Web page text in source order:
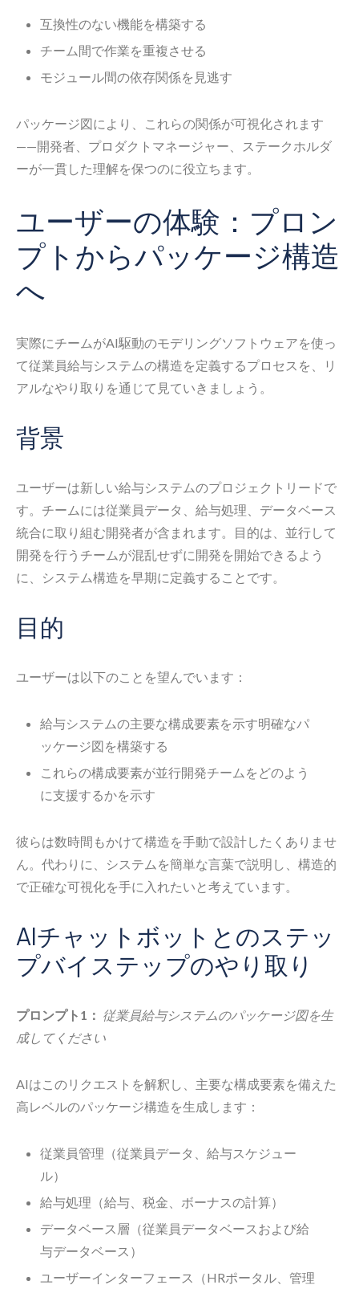
互換性のない機能を構築する
チーム間で作業を重複させる
モジュール間の依存関係を見逃す
パッケージ図により、これらの関係が可視化されます
——開発者、プロダクトマネージャー、ステークホルダ
ーが一貫した理解を保つのに役立ちます。
ユーザーの体験：プロン
プトからパッケージ構造
へ
実際にチームがAI駆動のモデリングソフトウェアを使っ
て従業員給与システムの構造を定義するプロセスを、リ
アルなやり取りを通じて見ていきましょう。
背景
ユーザーは新しい給与システムのプロジェクトリードで
す。チームには従業員データ、給与処理、データベース
統合に取り組む開発者が含まれます。目的は、並行して
開発を行うチームが混乱せずに開発を開始できるよう
に、システム構造を早期に定義することです。
目的
ユーザーは以下のことを望んでいます：
給与システムの主要な構成要素を示す明確なパ
ッケージ図を構築する
これらの構成要素が並行開発チームをどのよう
に支援するかを示す
彼らは数時間もかけて構造を手動で設計したくありませ
ん。代わりに、システムを簡単な言葉で説明し、構造的
で正確な可視化を手に入れたいと考えています。
AIチャットボットとのステッ
プバイステップのやり取り
プロンプト1： 従業員給与システムのパッケージ図を生
成してください
AIはこのリクエストを解釈し、主要な構成要素を備えた
高レベルのパッケージ構造を生成します：
従業員管理（従業員データ、給与スケジュー
ル）
給与処理（給与、税金、ボーナスの計算）
データベース層（従業員データベースおよび給
与データベース）
ユーザーインターフェース（HRポータル、管理